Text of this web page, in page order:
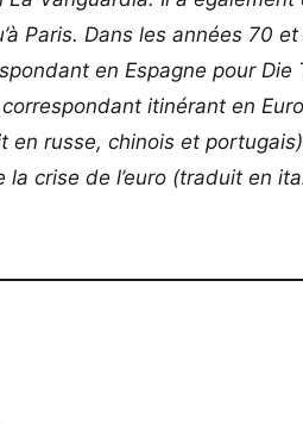
Paris. Dans les années 70
en Espagne pour Die
itinérant en
en russe, chinois et
la crise de l’euro (traduit en